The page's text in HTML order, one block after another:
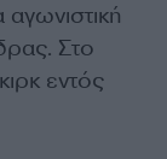
Στο
εντός